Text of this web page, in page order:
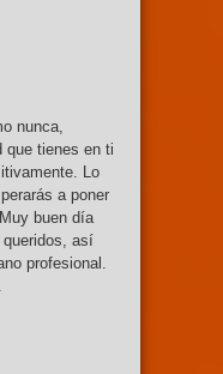
nunca,
que tienes en ti
Lo
a poner
buen día
así
profesional.